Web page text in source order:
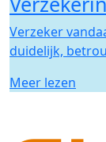
Verzeker
duidelijk,
Meer lezen